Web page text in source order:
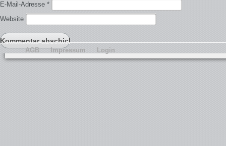
E-Mail-Adresse *
Website
AGB Impressum Login